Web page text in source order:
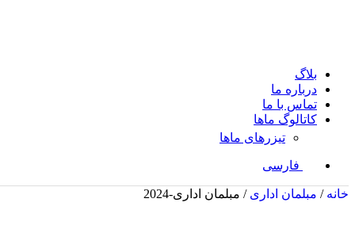
بلاگ
درباره ما
تماس با ما
کاتالوگ ماها
تیزرهای ماها
فارسی
خانه/ مبلمان اداری/ مبلمان اداری-2024